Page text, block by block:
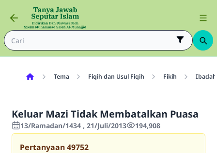
Tema Fiqih dan Usul Fiqih Fikih
Keluar Mazi Tidak Membatalkan Puasa
13/Ramadan/1434 , 21/Juli/2013 194,908
Pertanyaan49752